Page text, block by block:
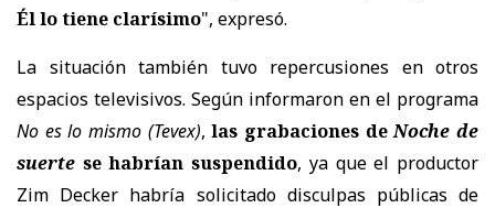
Él lo tiene clarísimo", expresó.
La situación también tuvo repercusiones en otros
espacios televisivos. Según informaron en el programa
No es lo mismo (Tevex),las grabaciones deNoche de
suerte se habrían suspendido, ya que el productor
Zim Decker habría solicitado disculpas públicas de